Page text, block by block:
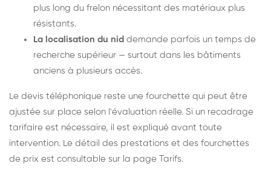
plus long du frelon nécessitant des matériaux plus
résistants.
La localisation du nid demande parfois un temps de
recherche supérieur — surtout dans les bâtiments
anciens à plusieurs accès.
Le devis téléphonique reste une fourchette qui peut être
ajustée sur place selon l'évaluation réelle. Si un recadrage
tarifaire est nécessaire, il est expliqué avant toute
intervention. Le détail des prestations et des fourchettes
de prix est consultable sur la page Tarifs.